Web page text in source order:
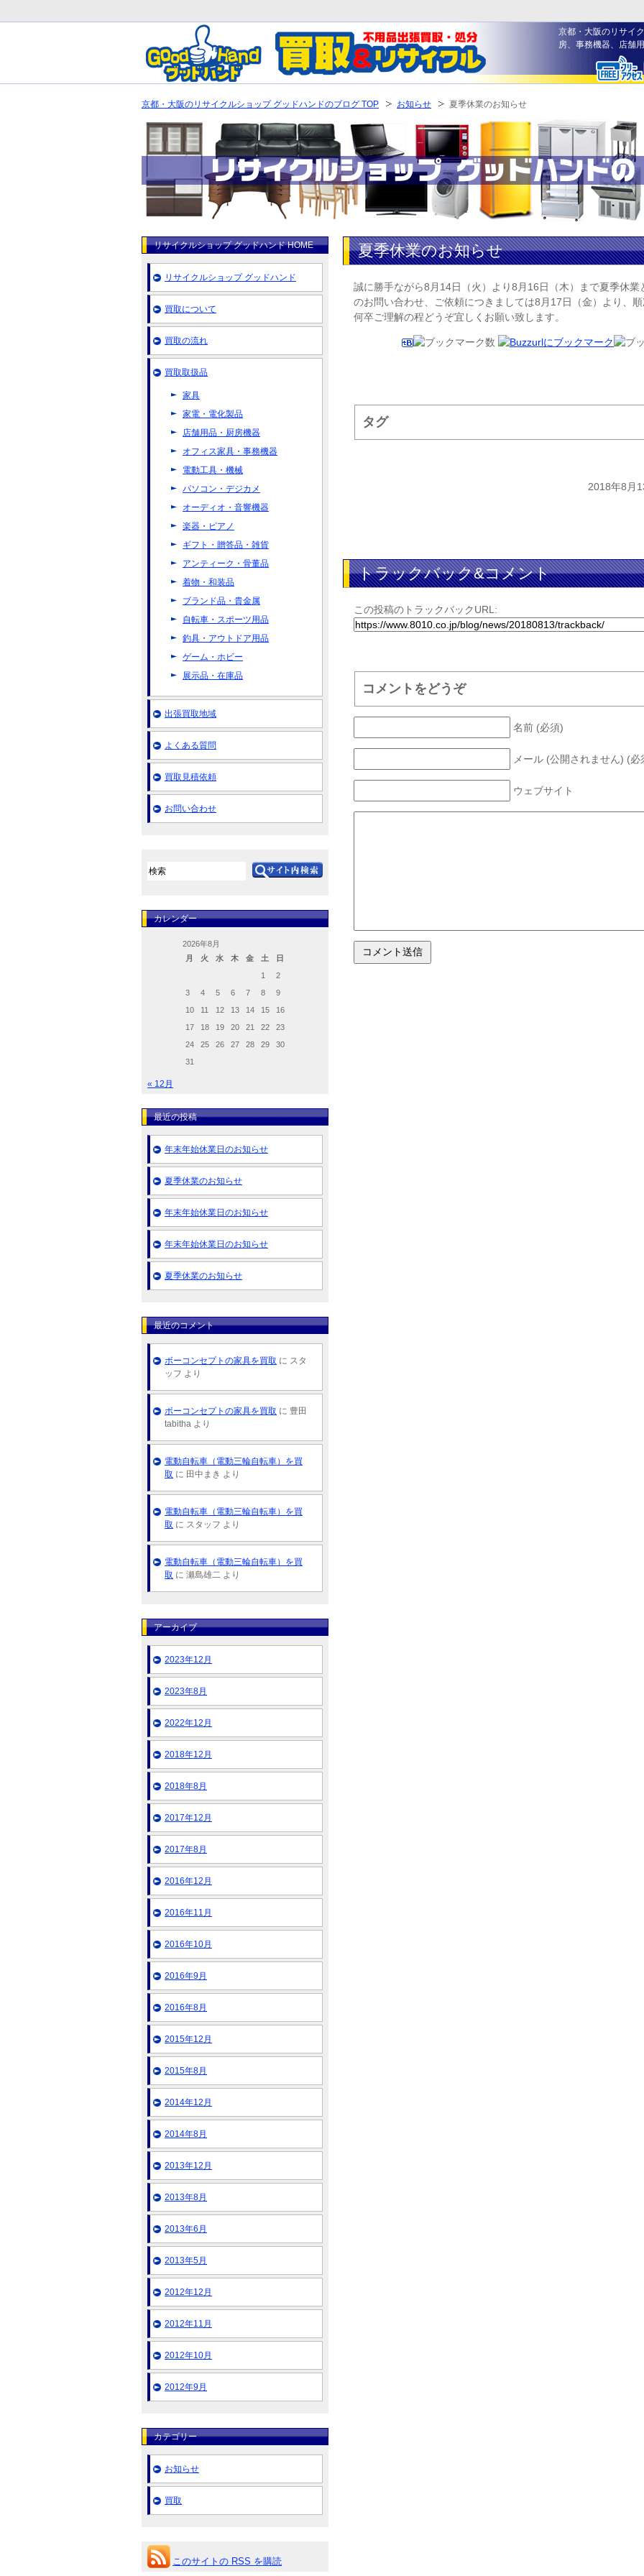
京都・大阪のリサイクルショップ グッドハンドのブログ TOP お知らせ 夏季休業のお知らせ
夏季休業のお知らせ
誠に勝手ながら8月14日（火）より8月16日（木）まで夏季休
のお問い合わせ、ご依頼につきましては8月17日（金）より、
何卒ご理解の程どうぞ宜しくお願い致します。
タグ
2018年8月
トラックバック&コメント
この投稿のトラックバックURL:
コメントをどうぞ
名前 (必須)
メール (公開されません) (必
ウェブサイト
リサイクルショップ グッドハンド HOME
リサイクルショップ グッドハンド
買取について
買取の流れ
買取取扱品
家具
家電・電化製品
店舗用品・厨房機器
オフィス家具・事務機器
電動工具・機械
パソコン・デジカメ
オーディオ・音響機器
楽器・ピアノ
ギフト・贈答品・雑貨
アンティーク・骨董品
着物・和装品
ブランド品・貴金属
自転車・スポーツ用品
釣具・アウトドア用品
ゲーム・ホビー
展示品・在庫品
出張買取地域
よくある質問
買取見積依頼
お問い合わせ
カレンダー
2026年8月
月
火 水 木 金 土
日
1
2
3
4 5 6 7 8
9
10
11 12 13 14 15
16
17
18 19 20 21 22
23
24
25 26 27 28 29
30
31
« 12月
最近の投稿
年末年始休業日のお知らせ
夏季休業のお知らせ
年末年始休業日のお知らせ
年末年始休業日のお知らせ
夏季休業のお知らせ
最近のコメント
ボーコンセプトの家具を買取 に スタ
ッフ より
ボーコンセプトの家具を買取 に 豊田
tabitha より
電動自転車（電動三輪自転車）を買
取 に 田中まき より
電動自転車（電動三輪自転車）を買
取 に スタッフ より
電動自転車（電動三輪自転車）を買
取 に 瀬島雄二 より
アーカイブ
2023年12月
2023年8月
2022年12月
2018年12月
2018年8月
2017年12月
2017年8月
2016年12月
2016年11月
2016年10月
2016年9月
2016年8月
2015年12月
2015年8月
2014年12月
2014年8月
2013年12月
2013年8月
2013年6月
2013年5月
2012年12月
2012年11月
2012年10月
2012年9月
カテゴリー
お知らせ
買取
このサイトの RSS を購読
京都・大阪のリサイ
房、事務機器、店舗